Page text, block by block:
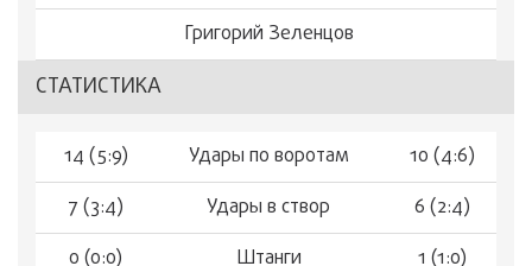
Григорий Зеленцов
СТАТИСТИКА
14 (5:9) Удары по воротам
10 (4:6)
7 (3:4)
Удары в створ
6 (2:4)
0 (0:0)
Штанги
1 (1:0)